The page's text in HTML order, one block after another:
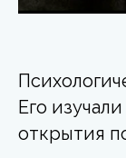
Его
открытия